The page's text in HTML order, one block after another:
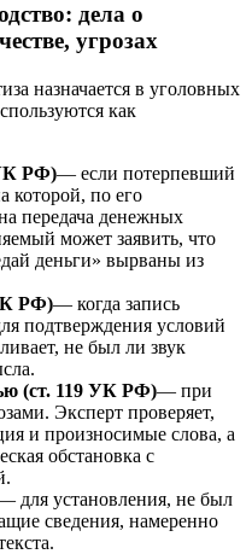
дела о
угрозах
назначается в уголовных
как
РФ)— если потерпевший
которой, по его
передача денежных
может заявить, что
деньги» вырваны из
РФ)— когда запись
подтверждения условий
не был ли звук
(ст. 119 УК РФ)— при
Эксперт проверяет,
и произносимые слова, а
обстановка с
для установления, не был
сведения, намеренно